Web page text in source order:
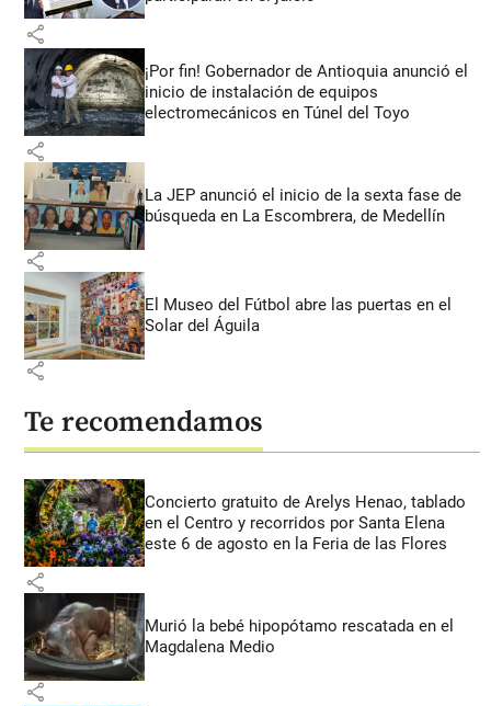
share
¡Por fin! Gobernador de Antioquia anunció el
inicio de instalación de equipos
electromecánicos en Túnel del Toyo
share
La JEP anunció el inicio de la sexta fase de
búsqueda en La Escombrera, de Medellín
share
El Museo del Fútbol abre las puertas en el
Solar del Águila
share
Te recomendamos
Concierto gratuito de Arelys Henao, tablado
en el Centro y recorridos por Santa Elena
este 6 de agosto en la Feria de las Flores
share
Murió la bebé hipopótamo rescatada en el
Magdalena Medio
share